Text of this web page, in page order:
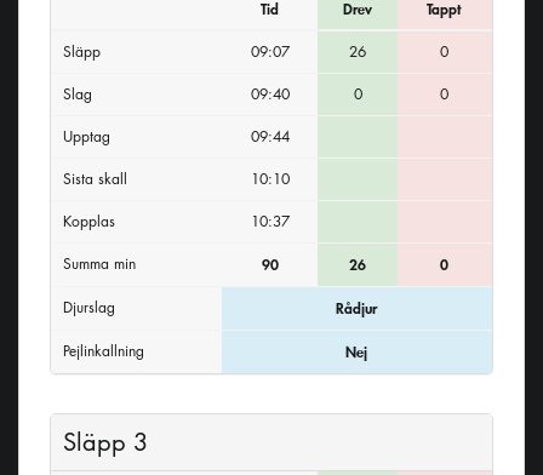
Tid Drev Tappt
Släpp 09:07 26 0
Slag 09:40 0 0
Upptag 09:44
Sista skall 10:10
Kopplas 10:37
Summa min 90 26 0
Djurslag Rådjur
Pejlinkallning Nej
Släpp 3